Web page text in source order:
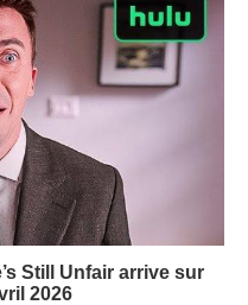
Still Unfair arrive sur
2026